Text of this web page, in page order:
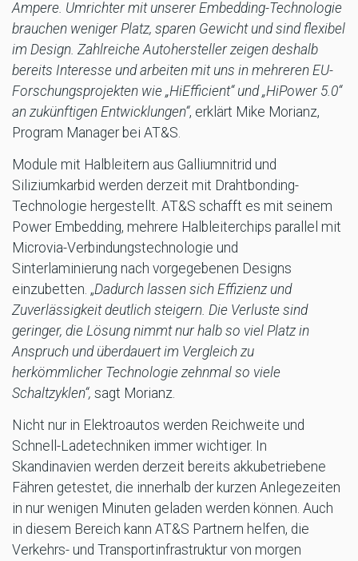
Ampere. Umrichter mit unserer Embedding-Technologie
brauchen weniger Platz, sparen Gewicht und sind flexibel
im Design. Zahlreiche Autohersteller zeigen deshalb
bereits Interesse und arbeiten mit uns in mehreren EU-
Forschungsprojekten wie „HiEfficient“ und „HiPower 5.0“
an zukünftigen Entwicklungen“, erklärt Mike Morianz,
Program Manager bei AT&S.
Module mit Halbleitern aus Galliumnitrid und
Siliziumkarbid werden derzeit mit Drahtbonding-
Technologie hergestellt. AT&S schafft es mit seinem
Power Embedding, mehrere Halbleiterchips parallel mit
Microvia-Verbindungstechnologie und
Sinterlaminierung nach vorgegebenen Designs
einzubetten. „Dadurch lassen sich Effizienz und
Zuverlässigkeit deutlich steigern. Die Verluste sind
geringer, die Lösung nimmt nur halb so viel Platz in
Anspruch und überdauert im Vergleich zu
herkömmlicher Technologie zehnmal so viele
Schaltzyklen“, sagt Morianz.
Nicht nur in Elektroautos werden Reichweite und
Schnell-Ladetechniken immer wichtiger. In
Skandinavien werden derzeit bereits akkubetriebene
Fähren getestet, die innerhalb der kurzen Anlegezeiten
in nur wenigen Minuten geladen werden können. Auch
in diesem Bereich kann AT&S Partnern helfen, die
Verkehrs- und Transportinfrastruktur von morgen